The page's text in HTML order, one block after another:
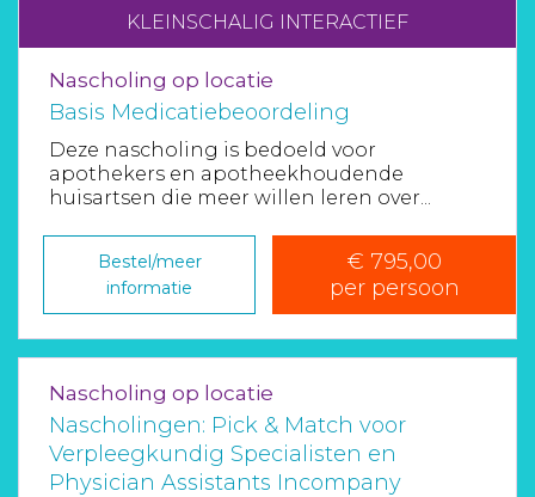
KLEINSCHALIG INTERACTIEF
Nascholing op locatie
Basis Medicatiebeoordeling
Deze nascholing is bedoeld voor
apothekers en apotheekhoudende
huisartsen die meer willen leren over...
Bestel/meer
informatie
€ 795,00
per persoon
Nascholing op locatie
Nascholingen: Pick & Match voor
Verpleegkundig Specialisten en
Physician Assistants Incompany